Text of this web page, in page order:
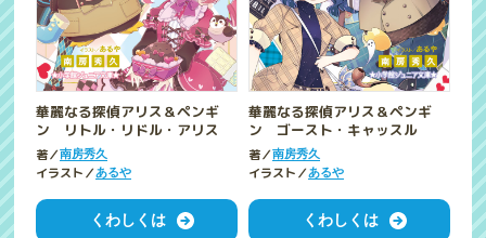
華麗なる探偵アリス＆ペンギ
ン リトル・リドル・アリス
著／南房秀久
イラスト／あるや
くわしくは
華麗なる探偵アリス＆ペンギ
ン ゴースト・キャッスル
著／南房秀久
イラスト／あるや
くわしくは